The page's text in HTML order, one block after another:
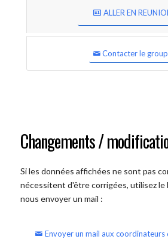
ALLER EN
Contacter le
Changements /
Si les données affichées ne sont pas
nécessitent d'être corrigées, utilisez
nous envoyer un mail :
Envoyer un mail aux coordinateurs